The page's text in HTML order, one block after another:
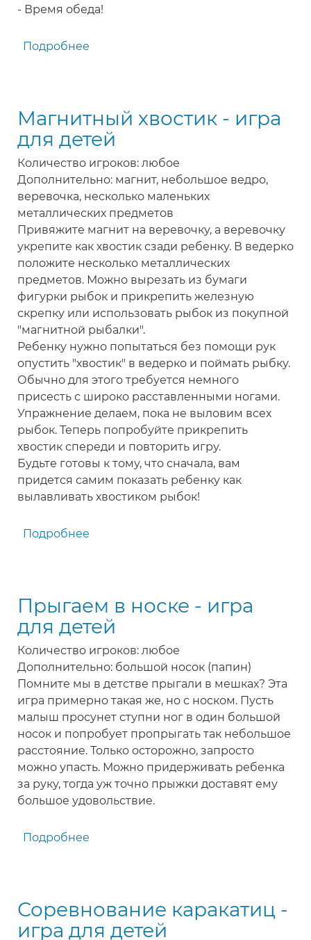
- Время обеда!
Подробнее
игра
для
детей
Магнитный хвостик - игра
для детей
Количество игроков: любое
Дополнительно: магнит, небольшое ведро,
веревочка, несколько маленьких
металлических предметов
Привяжите магнит на веревочку, а веревочку
укрепите как хвостик сзади ребенку. В ведерко
положите несколько металлических
предметов. Можно вырезать из бумаги
фигурки рыбок и прикрепить железную
скрепку или использовать рыбок из покупной
"магнитной рыбалки".
Ребенку нужно попытаться без помощи рук
опустить "хвостик" в ведерко и поймать рыбку.
Обычно для этого требуется немного
присесть с широко расставленными ногами.
Упражнение делаем, пока не выловим всех
рыбок. Теперь попробуйте прикрепить
хвостик спереди и повторить игру.
Будьте готовы к тому, что сначала, вам
придется самим показать ребенку как
вылавливать хвостиком рыбок!
Подробнее
игра
для
детей
Прыгаем в носке - игра
для детей
Количество игроков: любое
Дополнительно: большой носок (папин)
Помните мы в детстве прыгали в мешках? Эта
игра примерно такая же, но с носком. Пусть
малыш просунет ступни ног в один большой
носок и попробует пропрыгать так небольшое
расстояние. Только осторожно, запросто
можно упасть. Можно придерживать ребенка
за руку, тогда уж точно прыжки доставят ему
большое удовольствие.
Подробнее
-
игра
Соревнование каракатиц -
игра для детей